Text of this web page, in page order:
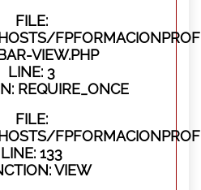
FILE:
VIEW.PHP
LINE: 3
REQUIRE_ONCE
FILE:
LINE: 133
VIEW